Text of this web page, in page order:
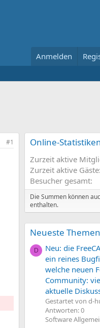
Anmelden
#1 Online-
Zurzeit aktive
Zurzeit aktive Gäste
Besucher gesamt
Die Summen können
enthalten.
Neueste Themen
D
Neu: die
ein reines
welche neuen
Community:
aktuelle
Gestartet von d-
Antworten: 0
Software